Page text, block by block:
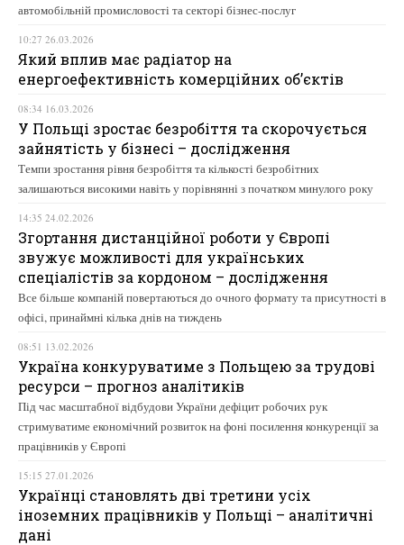
автомобільній промисловості та секторі бізнес-послуг
10:27 26.03.2026
Який вплив має радіатор на
енергоефективність комерційних об’єктів
08:34 16.03.2026
У Польщі зростає безробіття та скорочується
зайнятість у бізнесі – дослідження
Темпи зростання рівня безробіття та кількості безробітних
залишаються високими навіть у порівнянні з початком минулого року
14:35 24.02.2026
Згортання дистанційної роботи у Європі
звужує можливості для українських
спеціалістів за кордоном – дослідження
Все більше компаній повертаються до очного формату та присутності в
офісі, принаймні кілька днів на тиждень
08:51 13.02.2026
Україна конкуруватиме з Польщею за трудові
ресурси – прогноз аналітиків
Під час масштабної відбудови України дефіцит робочих рук
стримуватиме економічний розвиток на фоні посилення конкуренції за
працівників у Європі
15:15 27.01.2026
Українці становлять дві третини усіх
іноземних працівників у Польщі – аналітичні
дані